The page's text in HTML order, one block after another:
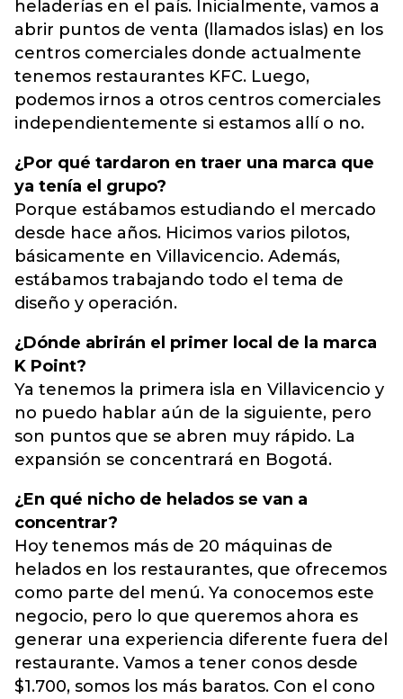
heladerías en el país. Inicialmente, vamos a
abrir puntos de venta (llamados islas) en los
centros comerciales donde actualmente
tenemos restaurantes KFC. Luego,
podemos irnos a otros centros comerciales
independientemente si estamos allí o no.
¿Por qué tardaron en traer una marca que
ya tenía el grupo?
Porque estábamos estudiando el mercado
desde hace años. Hicimos varios pilotos,
básicamente en Villavicencio. Además,
estábamos trabajando todo el tema de
diseño y operación.
¿Dónde abrirán el primer local de la marca
K Point?
Ya tenemos la primera isla en Villavicencio y
no puedo hablar aún de la siguiente, pero
son puntos que se abren muy rápido. La
expansión se concentrará en Bogotá.
¿En qué nicho de helados se van a
concentrar?
Hoy tenemos más de 20 máquinas de
helados en los restaurantes, que ofrecemos
como parte del menú. Ya conocemos este
negocio, pero lo que queremos ahora es
generar una experiencia diferente fuera del
restaurante. Vamos a tener conos desde
$1.700, somos los más baratos. Con el cono